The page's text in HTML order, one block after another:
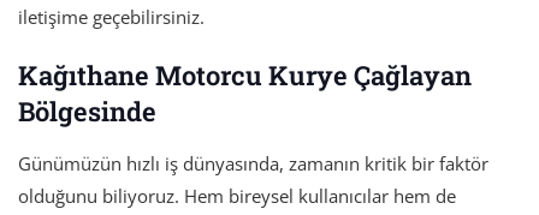
iletişime geçebilirsiniz.
Kağıthane Motorcu Kurye Çağlayan
Bölgesinde
Günümüzün hızlı iş dünyasında, zamanın kritik bir faktör
olduğunu biliyoruz. Hem bireysel kullanıcılar hem de